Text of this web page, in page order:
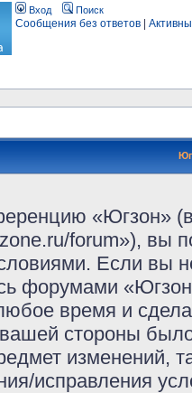
Вход Поиск
Сообщения без ответов
«Югзон»
forum»), вы
Если вы
форумами
время и
стороны
изменений,
исправления